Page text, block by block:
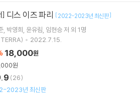
] 디스 이즈 파리 [2022-2023년 최신판]
박영희 윤유림 임현승저 외 1명
2022.7.15.
18,000원
원
(26)
2023년 최신판